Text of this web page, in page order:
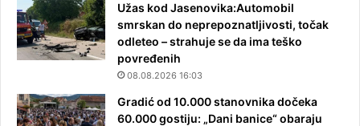
Užas kod Jasenovika:Automobil
smrskan do neprepoznatljivosti, točak
odleteo – strahuje se da ima teško
povređenih
08.08.2026 16:03
Gradić od 10.000 stanovnika dočeka
60.000 gostiju: „Dani banice“ obaraju